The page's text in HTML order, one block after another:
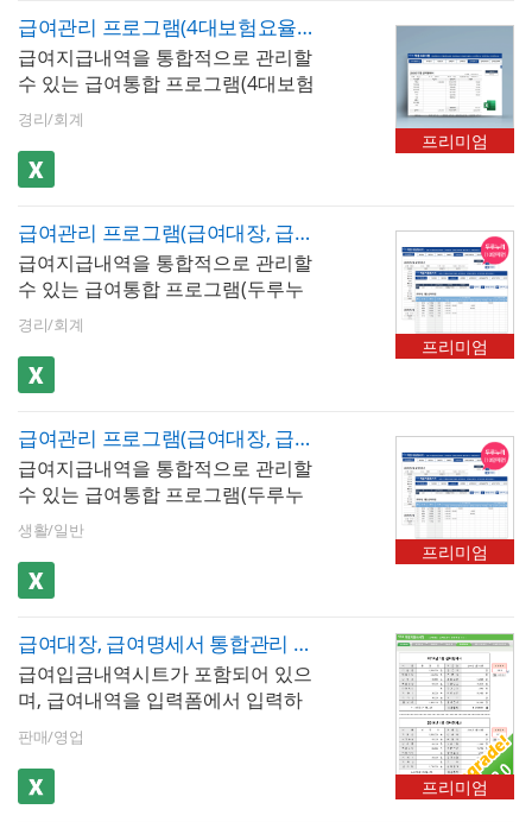
가할 수 있습니다. 저장된 급여내역
은 급여대장, 급여명세서, 급여입금
내역서 시트에서 자동으로 불러올
수 있습니다. 사원정보를 바탕으로
서 자동발급이 가능합니다. 엑셀 파
일 내 [최신 업데이트]버튼을 클릭하
면 매년 개정되는 4대보험요율 및
근로소득간이세액표가 자동 업데이
트 됩니다. ※ 프로그램 규격 : MS오
피스 엑셀 2007이상 ※ 프로그램 구
성 : 회사정보, 사원정보, 급여입력,
급여대장, 급여명세서, 급여입금내
역, 급여통계관리, 증명서발행(재직
양보험)되며, 급여지급항목 및 공제
항목은 최대 20개까지 추가할 수 있
습니다. 저장된 급여내역은 급여대
장, 급여명세서, 급여입금내역서 시
다. 사원 정보를 바탕으로 재직증명
서, 경력증명서, 퇴직증명서 자동 발
신 업데이트]버튼을 클릭하면 매년
개정되는 4대보험요율 및 근로소득
간이세액표가 자동 업데이트 됩니
다. ※ 프로그램 규격 : MS오피스 엑
사정보, 사원정보, 급여입력, 급여대
장, 급여명세서, 급여입금내역, 급여
통계관리, 증명서발행(재직증명서,
경력증명서, 퇴직증명서)
급여관리 프로그램(4대보험요율 자동 업데이트, 기준소득월액 기준, 급여대장, 급여명세서, 급여입금내역서, 재직증명서, 퇴직증명서, 장기요양보험)
급여지급내역을 통합적으로 관리할
수 있는 급여통합 프로그램(4대보험
요율 자동 업데이트, 기준소득월액
기준)입니다. 급여내역을 월별로 입
력, 저장, 검색할 수 있습니다. 4대보
험이 자동계산(근로소득세, 지방소
험, 장기요양보험)되며, [사원정보]
시트 내 기준소득월액 입력 시 국민
연금이 해당 금액을 기준으로 자동
계산됩니다. 급여지급항목 및 공제
습니다. 저장된 급여내역은 급여대
장, 급여명세서, 급여입금내역서 시
다. 사원 정보를 바탕으로 재직증명
서, 경력증명서, 퇴직증명서 자동 발
급이 가능합니다. 엑셀 파일 내 [최
신 업데이트]버튼을 클릭하면 매년
간이세액표가 자동 업데이트 됩니
다. ※ 프로그램 규격 : MS오피스 엑
셀 2007이상 ※ 프로그램 구성 : 회
사정보, 사원정보, 급여입력, 급여대
장, 급여명세서, 급여입금내역, 급여
통계관리, 증명서발행(재직증명서,
경력증명서, 퇴직증명서)
경리/회계
프리미엄
급여관리 프로그램(급여대장, 급여명세서, 급여입금내역서, 재직증명서, 퇴직증명서)(두루누리적용)
급여지급내역을 통합적으로 관리할
수 있는 급여통합 프로그램(두루누
리,10인미만)입니다. 급여내역을 월
별로 입력, 저장, 검색할 수 있습니
다. 두루누리 사회보험이 적용된 급
여서식으로 월소득이 270만원 미만
금]이 80 할인된 금액으로 계산되
며, 예술인의 경우 고용보험을 80 할
인된 금액으로 계산할 수 있습니다.
4대보험이 자동계산(소득세,주민세,
요양보험)되고, 급여지급항목 및 공
제항목은 최대 20개까지 추가할 수
경리/회계
프리미엄
급여관리 프로그램(급여대장, 급여명세서, 급여입금내역서, 재직증명서, 퇴직증명서)(두루누리적용)
급여지급내역을 통합적으로 관리할
수 있는 급여통합 프로그램(두루누
리,10인미만)입니다. 급여내역을 월
별로 입력, 저장, 검색할 수 있습니
다. 두루누리 사회보험이 적용된 급
여서식으로 월소득이 270만원 미만
금]이 80 할인된 금액으로 계산되
며, 예술인의 경우 고용보험을 80 할
인된 금액으로 계산할 수 있습니다.
4대보험이 자동계산(소득세,주민세,
요양보험)되고, 급여지급항목 및 공
제항목은 최대 20개까지 추가할 수
생활/일반
프리미엄
급여대장, 급여명세서 통합관리 서식
급여입금내역시트가 포함되어 있으
며, 급여내역을 입력폼에서 입력하
면 급여대장과 급여명세서를 출력
할 수 있으며 월별로 급여 내역을 누
적하여 1년의 급여현황을 확인 및
관리할 수 있는 자동화 서식입니다.
판매/영업
프리미엄